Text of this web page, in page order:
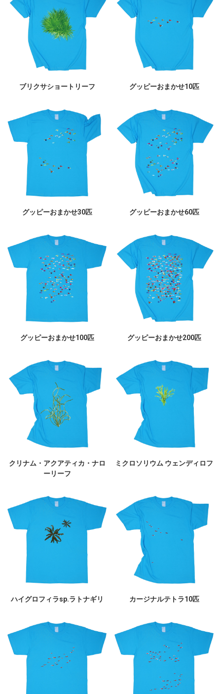
ブリクサショートリーフ グッピーおまかせ10匹
グッピーおまかせ30匹 グッピーおまかせ60匹
グッピーおまかせ100匹 グッピーおまかせ200匹
クリナム・アクアティカ・ナロ
ーリーフ
ミクロソリウム ウェンディロフ
ハイグロフィラsp.ラトナギリ カージナルテトラ10匹